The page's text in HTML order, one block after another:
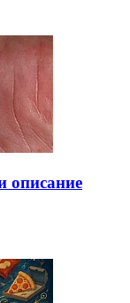
описание